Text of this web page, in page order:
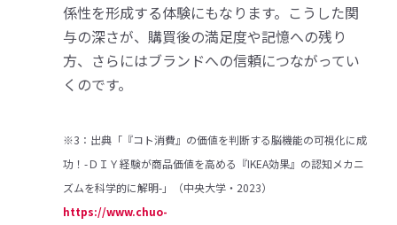
係性を形成する体験にもなります。こうした関
与の深さが、購買後の満足度や記憶への残り
方、さらにはブランドへの信頼につながってい
くのです。
※3：出典「『コト消費』の価値を判断する脳機能の可視化に成
功！-ＤＩＹ経験が商品価値を高める『IKEA効果』の認知メカニ
ズムを科学的に解明-」（中央大学・2023）
https://www.chuo-